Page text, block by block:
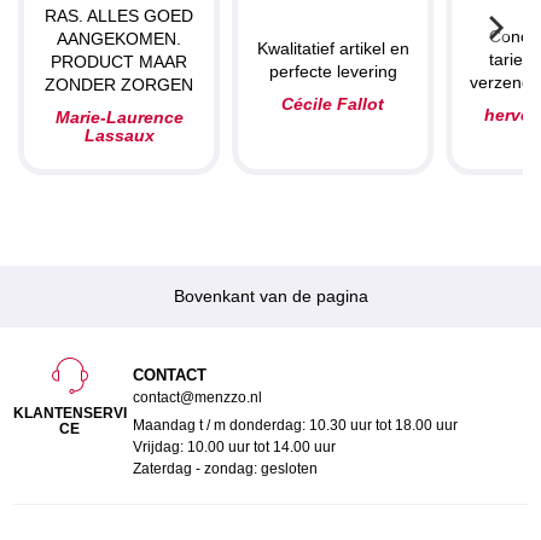
RAS. ALLES GOED
AANGEKOMEN.
PRODUCT MAAR
ZONDER ZORGEN
Marie-Laurence
Lassaux
Kwalitatief artikel en
perfecte levering
Cécile Fallot
herve
Bovenkant van de pagina
KLANTENSERVI
CE
CONTACT
contact@menzzo.nl
Maandag t / m donderdag: 10.30 uur tot 18.00 uur
Vrijdag: 10.00 uur tot 14.00 uur
Zaterdag - zondag: gesloten